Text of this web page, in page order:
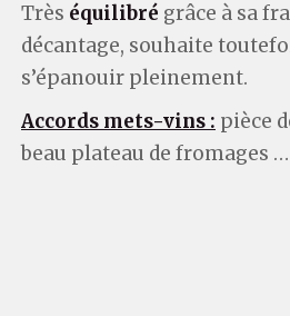
Très équilibré grâce à sa
décantage, souhaite
s’épanouir pleinement.
Accords mets-vins : pièce
beau plateau de fromages